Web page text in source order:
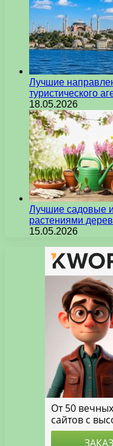
Лучшие
туристического
18.05.2026
Лучшие садовые
растениями
15.05.2026